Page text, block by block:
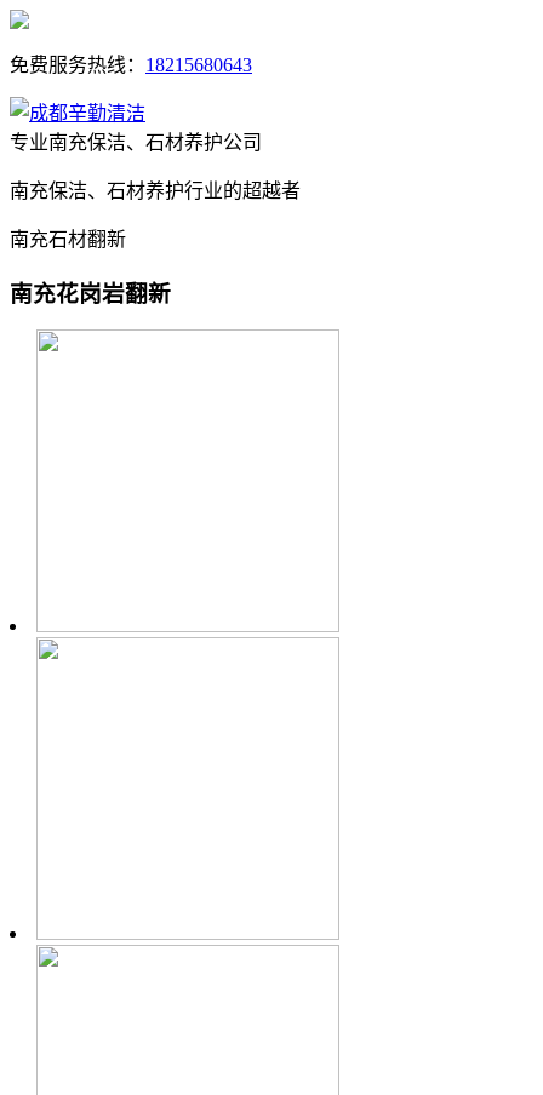
免费服务热线： 18215680643
专业南充保洁、石材养护公司
南充保洁、石材养护行业的超越者
南充石材翻新
南充花岗岩翻新